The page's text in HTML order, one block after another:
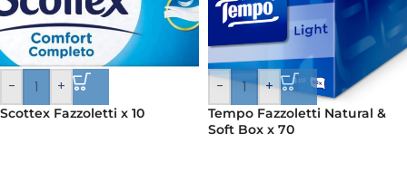
- +
Scottex Fazzoletti x 10
- +
Tempo Fazzoletti Natural &
Soft Box x 70